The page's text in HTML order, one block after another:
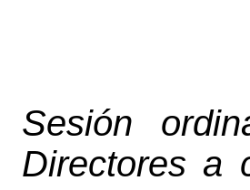
Sesión
Directores a